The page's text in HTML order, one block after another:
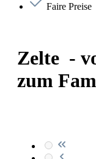
Faire Preise
Zelte -
zum